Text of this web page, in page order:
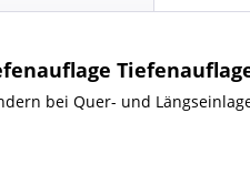
bei Quer- und